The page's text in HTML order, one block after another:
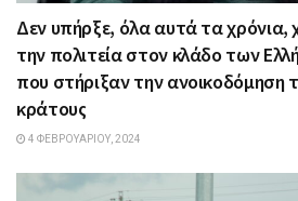
Δεν υπήρξε, όλα αυτά τα χρόνια,
την πολιτεία στον κλάδο των
που στήριξαν την ανοικοδόμηση
κράτους
4 ΦΕΒΡΟΥΑΡΊΟΥ, 2024